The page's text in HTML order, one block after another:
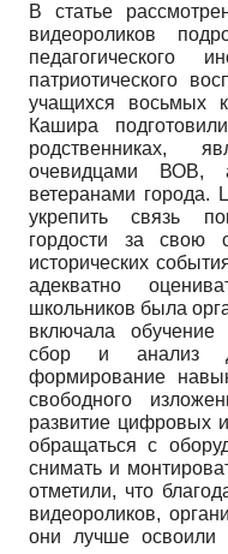
В статье
видеороликов
педагогического
патриотического
учащихся
Кашира
родственниках,
очевидцами ВОВ,
ветеранами города.
укрепить связь
гордости за свою
исторических
адекватно
школьников была
включала обучение
сбор и анализ
формирование
свободного
развитие цифровых
обращаться с
снимать и
отметили, что
видеороликов,
они лучше освоили